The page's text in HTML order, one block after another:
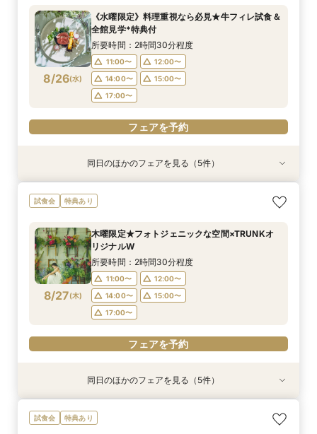
8/23(日)
9:00〜
12:00〜
16:00〜
16:10〜
フェアを予約
8/23(日)
9:00〜
12:00〜
16:00〜
16:10〜
フェアを予約
8/23(日)
9:00〜
12:00〜
16:00〜
16:10〜
フェアを予約
8/23(日)
9:00〜
12:00〜
16:00〜
16:10〜
フェアを予約
8/26(水)
《水曜限定》料理重視なら必見★牛フィレ試食＆
全館見学*特典付
所要時間：2時間30分程度
11:00〜
12:00〜
14:00〜
15:00〜
17:00〜
フェアを予約
特典あり
8/26(水)
【大人10名～貸切W】少人数向けフェア♪豪華試
食＆見積もり相談
11:00〜
14:00〜
15:00〜
17:00〜
フェアを予約
特典あり
8/26(水)
《徹底比較*2件目以降の方へ》見積り相談×試食
付*貸切邸宅体験
11:00〜
14:00〜
15:00〜
17:00〜
フェアを予約
8/26(水)
【オンライン開催】遠方在住でも安心◆バーチャ
ル見学＆相談会
12:00〜
17:00〜
フェアを予約
特典あり
8/26(水)
【無料試食付き】お気軽マタニティ＆パパママ
キッズ婚相談会
12:00〜
フェアを予約
特典あり
8/26(水)
【TRUNKで挙げるなら1件目がお得】無料試食×
お気軽相談会
12:00〜
フェアを予約
同日のほかのフェアを見る（5件）
試食会 特典あり
8/27(木)
木曜限定★フォトジェニックな空間×TRUNKオ
リジナルW
所要時間：2時間30分程度
11:00〜
12:00〜
14:00〜
15:00〜
17:00〜
フェアを予約
特典あり
【大人10名～貸切W】少人数向けフェア♪豪華試
食＆見積もり相談
特典あり
《徹底比較*2件目以降の方へ》見積り相談×試食
付*貸切邸宅体験
【オンライン開催】遠方在住でも安心◆バーチャ
ル見学＆相談会
特典あり
【無料試食付き】お気軽マタニティ＆パパママ
キッズ婚相談会
特典あり
【TRUNKで挙げるなら1件目がお得】無料試食×
お気軽相談会
同日のほかのフェアを見る（5件）
試食会 特典あり